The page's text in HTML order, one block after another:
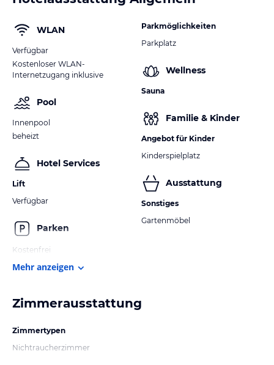
WLAN
Verfügbar
Kostenloser WLAN-
Internetzugang inklusive
Pool
Innenpool
beheizt
Hotel Services
Lift
Verfügbar
Parken
Kostenfrei
Parkmöglichkeiten
Parkplatz
Wellness
Sauna
Familie & Kinder
Angebot für Kinder
Kinderspielplatz
Ausstattung
Sonstiges
Gartenmöbel
Mehr anzeigen
Zimmerausstattung
Zimmertypen
Nichtraucherzimmer